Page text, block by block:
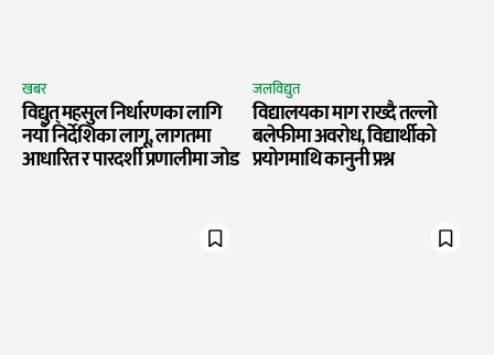
खबर
विद्युत् महसुल निर्धारणका लागि
नयाँ निर्देशिका लागू, लागतमा
आधारित र पारदर्शी प्रणालीमा जोड
जलविद्युत
विद्यालयका माग राख्दै तल्लो
बलेफीमा अवरोध, विद्यार्थीको
प्रयोगमाथि कानुनी प्रश्न